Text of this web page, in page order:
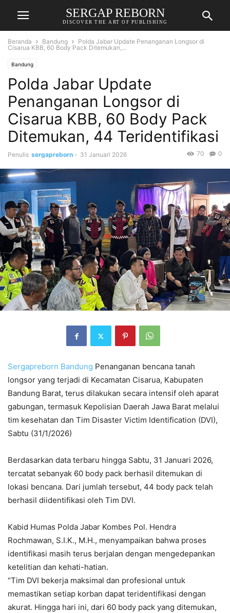
SERGAP REBORN
DISCOVER THE ART OF PUBLISHING
Beranda Bandung
Polda Jabar Update Penanganan Longsor di
Cisarua KBB, 60 Body Pack Ditemukan,...
Bandung
Polda Jabar Update
Penanganan Longsor di
Cisarua KBB, 60 Body Pack
Ditemukan, 44 Teridentifikasi
Penulis sergapreborn - 31 Januari 2026 0
70
Sergapreborn Bandung Penanganan bencana tanah
longsor yang terjadi di Kecamatan Cisarua, Kabupaten
Bandung Barat, terus dilakukan secara intensif oleh aparat
gabungan, termasuk Kepolisian Daerah Jawa Barat melalui
tim kesehatan dan Tim Disaster Victim Identification (DVI),
Sabtu (31/1/2026)
Berdasarkan data terbaru hingga Sabtu, 31 Januari 2026,
tercatat sebanyak 60 body pack berhasil ditemukan di
lokasi bencana. Dari jumlah tersebut, 44 body pack telah
berhasil diidentifikasi oleh Tim DVI.
Kabid Humas Polda Jabar Kombes Pol. Hendra
Rochmawan, S.I.K., M.H., menyampaikan bahwa proses
identifikasi masih terus berjalan dengan mengedepankan
ketelitian dan kehati-hatian.
“Tim DVI bekerja maksimal dan profesional untuk
memastikan setiap korban dapat teridentifikasi dengan
akurat. Hingga hari ini, dari 60 body pack yang ditemukan,